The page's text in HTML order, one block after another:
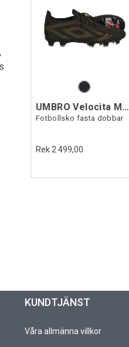
UMBRO Velocita Matrix Pro FG
Fotbollsko fasta dobbar
Rek 2 499,00
KUNDTJÄNST
Våra allmänna villkor